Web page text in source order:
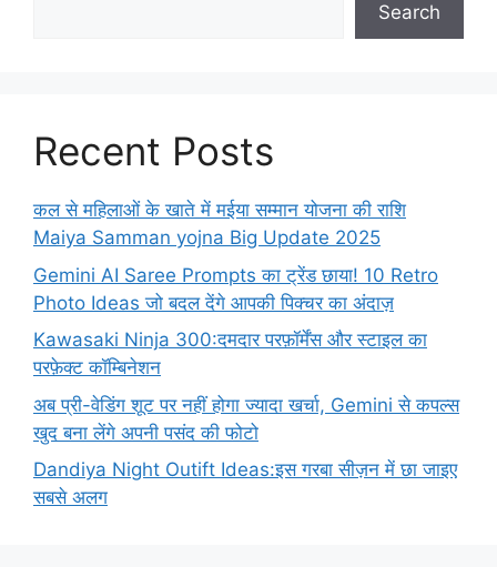
Search
Recent Posts
कल से महिलाओं के खाते में मईया सम्मान योजना की राशि
Maiya Samman yojna Big Update 2025
Gemini AI Saree Prompts का ट्रेंड छाया! 10 Retro
Photo Ideas जो बदल देंगे आपकी पिक्चर का अंदाज़
Kawasaki Ninja 300:दमदार परफ़ॉर्मेंस और स्टाइल का
परफ़ेक्ट कॉम्बिनेशन
अब प्री-वेडिंग शूट पर नहीं होगा ज्यादा खर्चा, Gemini से कपल्स
खुद बना लेंगे अपनी पसंद की फोटो
Dandiya Night Outift Ideas:इस गरबा सीज़न में छा जाइए
सबसे अलग